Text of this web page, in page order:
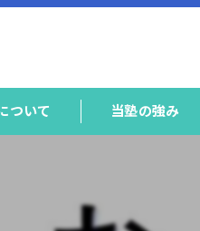
ついて 当塾の強み